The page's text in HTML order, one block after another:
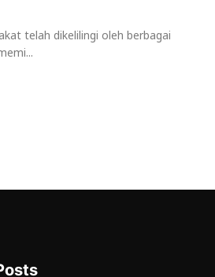
telah dikelilingi oleh berbagai